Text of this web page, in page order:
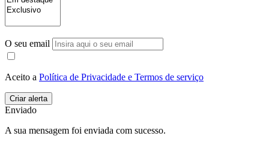
O seu email
Aceito a Política de Privacidade e Termos de serviço
Enviado
A sua mensagem foi enviada com sucesso.